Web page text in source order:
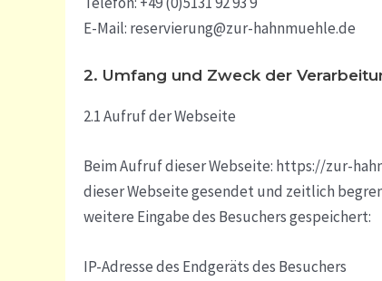
E-Mail: reservierung@zur-hahnmuehle.de
2. Umfang und Zweck der
2.1 Aufruf der Webseite
Beim Aufruf dieser Webseite: https://zur-
dieser Webseite gesendet und zeitlich
weitere Eingabe des Besuchers gespeichert:
IP-Adresse des Endgeräts des Besuchers